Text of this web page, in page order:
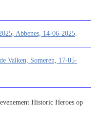
Abbenes, 14-06-2025
Valken, Someren, 17-05-
Historic Heroes op